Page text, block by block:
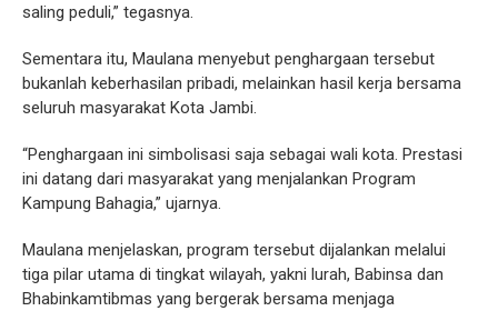
saling peduli,” tegasnya.
Sementara itu, Maulana menyebut penghargaan tersebut
bukanlah keberhasilan pribadi, melainkan hasil kerja bersama
seluruh masyarakat Kota Jambi.
“Penghargaan ini simbolisasi saja sebagai wali kota. Prestasi
ini datang dari masyarakat yang menjalankan Program
Kampung Bahagia,” ujarnya.
Maulana menjelaskan, program tersebut dijalankan melalui
tiga pilar utama di tingkat wilayah, yakni lurah, Babinsa dan
Bhabinkamtibmas yang bergerak bersama menjaga